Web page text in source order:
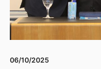
06/10/2025